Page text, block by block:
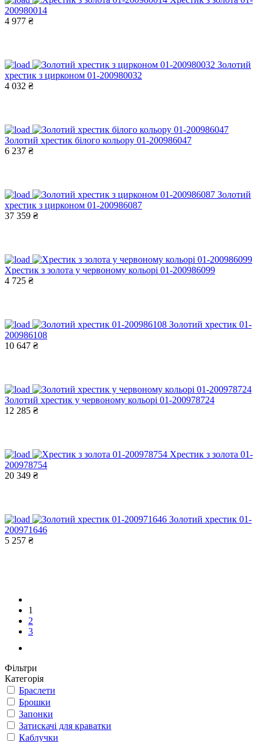
200980014
4 977 ₴
Золотий
хрестик з цирконом 01-200980032
4 032 ₴
Золотий хрестик білого кольору 01-200986047
6 237 ₴
Золотий
хрестик з цирконом 01-200986087
37 359 ₴
Хрестик з золота у червоному кольорі 01-200986099
4 725 ₴
Золотий хрестик 01-
200986108
10 647 ₴
Золотий хрестик у червоному кольорі 01-200978724
12 285 ₴
Хрестик з золота 01-
200978754
20 349 ₴
Золотий хрестик 01-
200971646
5 257 ₴
1
2
3
Фільтри
Категорія
Браслети
Брошки
Запонки
Затискачі для краватки
Каблучки